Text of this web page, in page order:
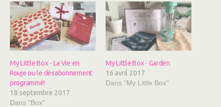
r
p
a
r
t
a
g
e
r
s
u
r
T
w
i
t
t
r
a
r
t
a
g
e
r
u
r
F
e
My Little Box - La Vie en
Rouje ou le désabonnement
programmé!
18 septembre 2017
Dans "Box"
My Little Box - Garden
16 avril 2017
Dans "My Little Box"